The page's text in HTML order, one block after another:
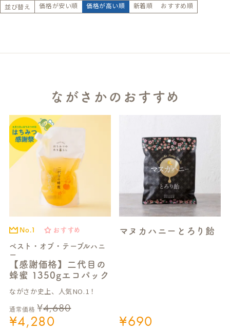
並び替え 価格が安い順 価格が高い順 新着順 おすすめ順
ながさかのおすすめ
No.1 おすすめ
ベスト・オブ・テーブルハニ
ー
【感謝価格】二代目の
蜂蜜 1350gエコパック
ながさか史上、人気NO.1！
通常価格 ¥4,680
¥4,280
マヌカハニーとろり飴
¥690